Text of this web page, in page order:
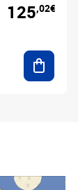
125,02€